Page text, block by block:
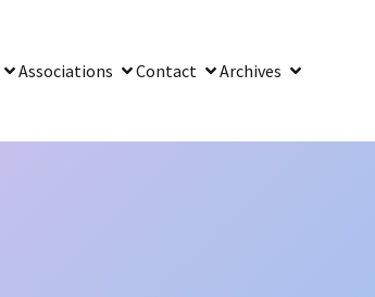
Associations Contact Archives